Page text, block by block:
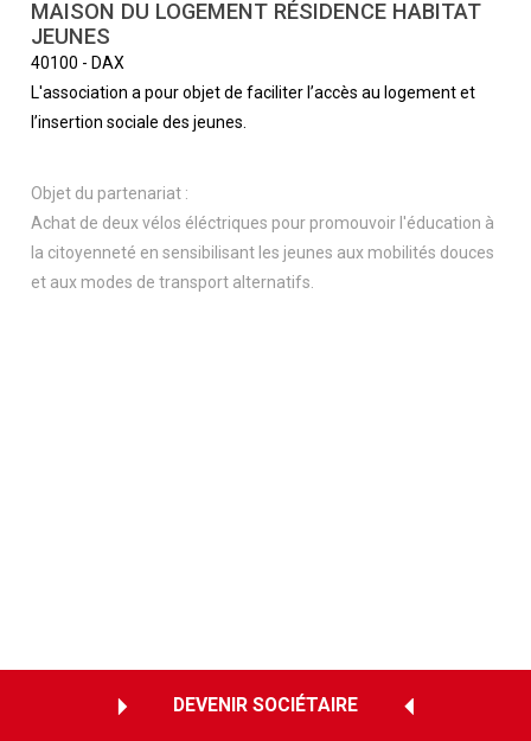
MAISON DU LOGEMENT RÉSIDENCE HABITAT
JEUNES
40100 - DAX
L'association a pour objet de faciliter l’accès au logement et
l’insertion sociale des jeunes.
Objet du partenariat :
Achat de deux vélos éléctriques pour promouvoir l'éducation à
la citoyenneté en sensibilisant les jeunes aux mobilités douces
et aux modes de transport alternatifs.
DEVENIR SOCIÉTAIRE